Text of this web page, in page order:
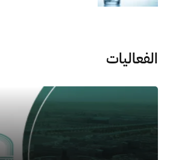
الفعاليات
الصورة